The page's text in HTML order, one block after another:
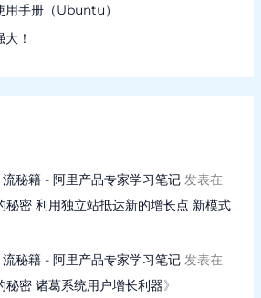
手册（Ubuntu）
！
秘籍 - 阿里产品专家学习笔记发表在
密 利用独立站抵达新的增长点 新模式
秘籍 - 阿里产品专家学习笔记发表在
密 诸葛系统用户增长利器》